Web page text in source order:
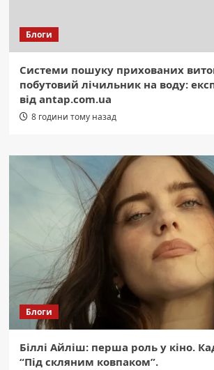
Блоги
Системи пошуку прихованих
побутовий лічильник на воду:
від antap.com.ua
8 години тому назад
Блоги
Біллі Айліш: перша роль у кіно.
“Під скляним ковпаком”.